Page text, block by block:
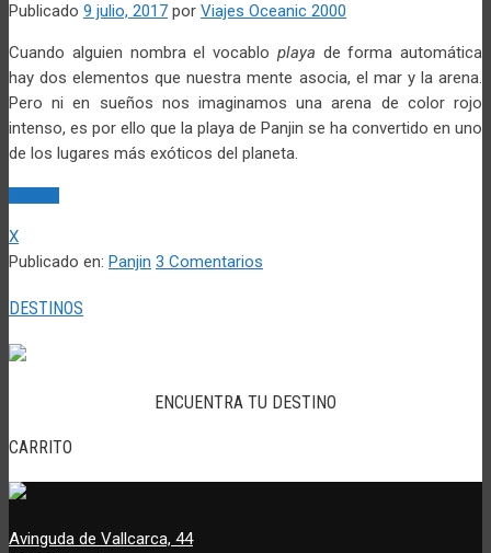
Publicado 9 julio, 2017 por Viajes Oceanic 2000
Cuando alguien nombra el vocablo playa de forma automática
hay dos elementos que nuestra mente asocia, el mar y la arena.
Pero ni en sueños nos imaginamos una arena de color rojo
intenso, es por ello que la playa de Panjin se ha convertido en uno
de los lugares más exóticos del planeta.
X
Publicado en: Panjin 3 Comentarios
DESTINOS
ENCUENTRA TU DESTINO
CARRITO
Avinguda de Vallcarca, 44